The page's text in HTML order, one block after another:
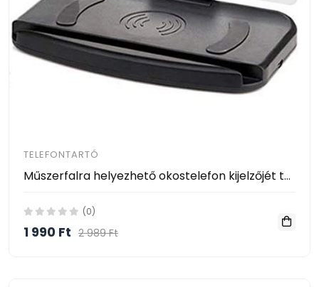
TELEFONTARTÓ
Műszerfalra helyezhető okostelefon kijelzőjét tükröző navigációs készülék XC-90
(0)
1 990 Ft 2 989 Ft